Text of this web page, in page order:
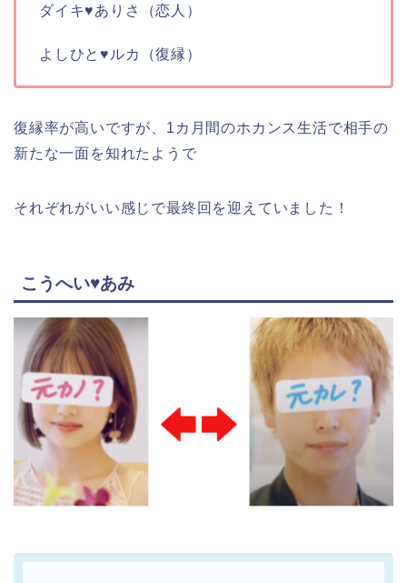
ダイキ♥ありさ（恋人）
よしひと♥ルカ（復縁）
復縁率が高いですが、1カ月間のホカンス生活で相手の
新たな一面を知れたようで
それぞれがいい感じで最終回を迎えていました！
こうへい♥あみ